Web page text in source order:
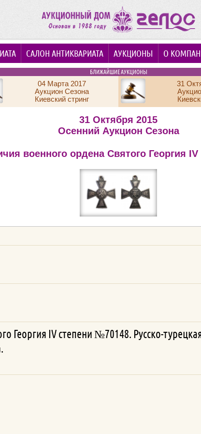
САЛОН АНТИКВАРИАТА АУКЦИОНЫ О
БЛИЖАЙШИЕ АУКЦИОНЫ
04 Марта 2017
Аукцион Сезона
Киевский стринг
31
31 Октября 2015
Осенний Аукцион Сезона
военного ордена Святого Георгия
Георгия IV степени №70148. Русско-